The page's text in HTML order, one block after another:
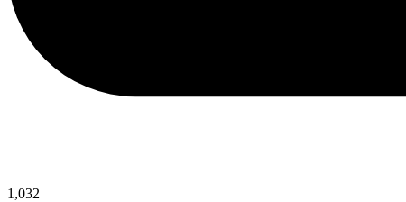
1,032